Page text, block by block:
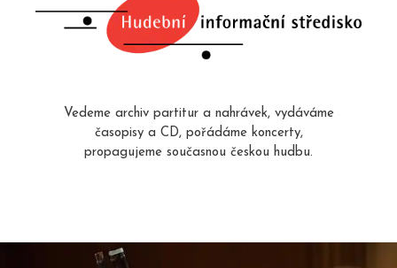
Vedeme archiv partitur a nahrávek, vydáváme
časopisy a CD, pořádáme koncerty,
propagujeme současnou českou hudbu.